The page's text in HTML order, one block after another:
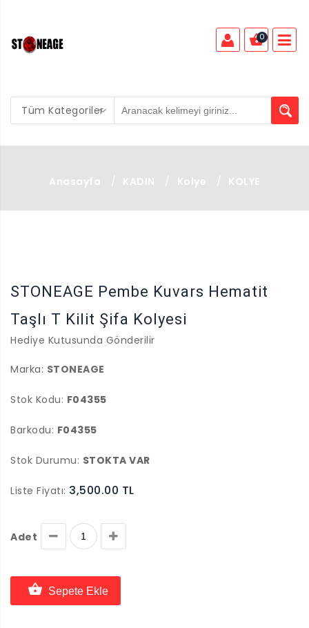
Tüm Kategoriler
0
Anasayfa / KADIN / Kolye / KOLYE
STONEAGE Pembe Kuvars Hematit
Taşlı T Kilit Şifa Kolyesi
Hediye Kutusunda Gönderilir
Marka: STONEAGE
Stok Kodu: F04355
Barkodu: F04355
Stok Durumu: STOKTA VAR
Liste Fiyatı: 3,500.00 TL
Adet
Sepete Ekle